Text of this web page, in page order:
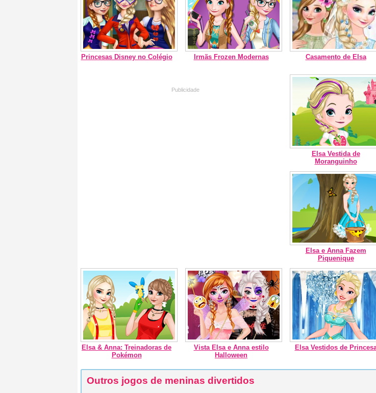
Princesas Disney no Colégio Irmãs Frozen Modernas Casamento de Elsa
Elsa Vestida de
Moranguinho
Elsa e Anna Fazem
Piquenique
Elsa & Anna: Treinadoras de
Pokémon
Vista Elsa e Anna estilo
Halloween
Elsa Vestidos de
Outros jogos de meninas divertidos